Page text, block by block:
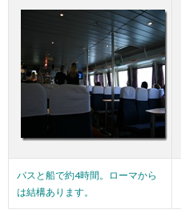
バスと船で約4時間。ローマから
は結構あります。